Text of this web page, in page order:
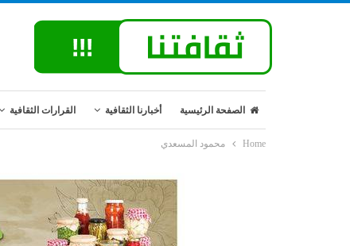
الصفحة الرئيسية أخبارنا الثقافية القرارات الثقافية
Home محمود المسعدي